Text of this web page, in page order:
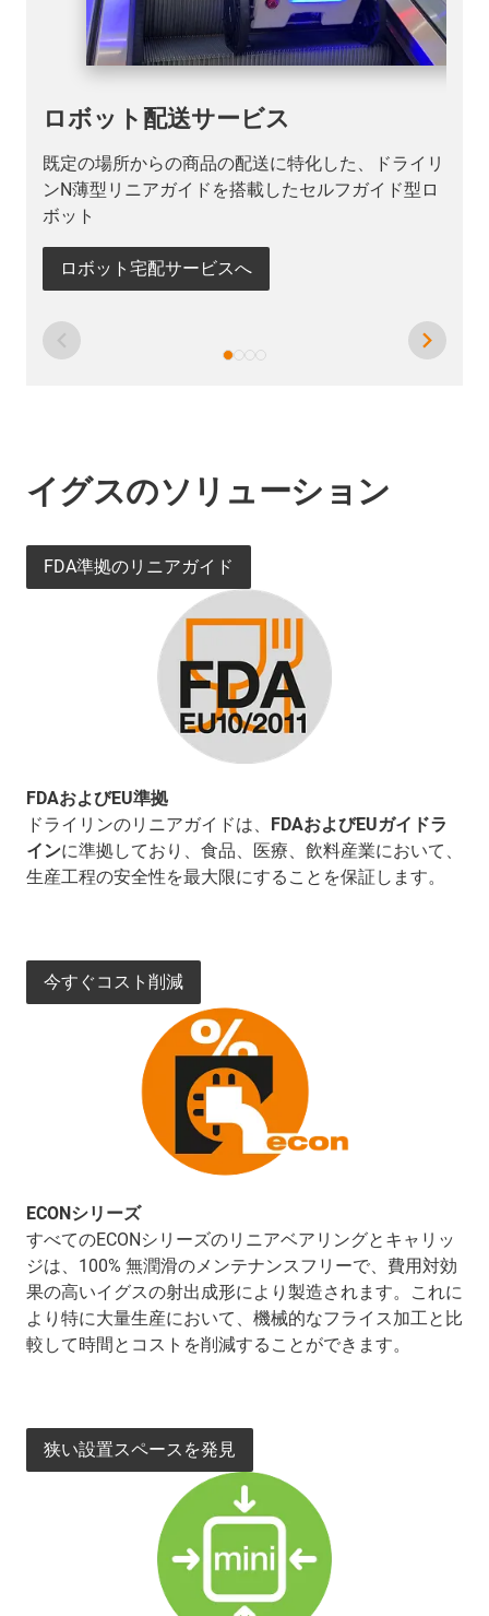
ロボット配送サービス
既定の場所からの商品の配送に特化した、ドライリ
ンN薄型リニアガイドを搭載したセルフガイド型ロ
ボット
ロボット宅配サービスへ
イグスのソリューション
FDAおよびEU準拠
ドライリンのリニアガイドは、
FDAおよびEUガイドラ
インに準拠しており、食品、医療、飲料産業において、
生産工程の安全性を最大限にすることを保証します。
FDA準拠のリニアガイド
ECONシリーズ
すべてのECONシリーズのリニアベアリングとキャリッ
ジは、100% 無潤滑のメンテナンスフリーで、費用対効
果の高いイグスの射出成形により製造されます。これに
より特に大量生産において、機械的なフライス加工と比
較して時間とコストを削減することができます。
今すぐコスト削減
狭い設置スペースを発見